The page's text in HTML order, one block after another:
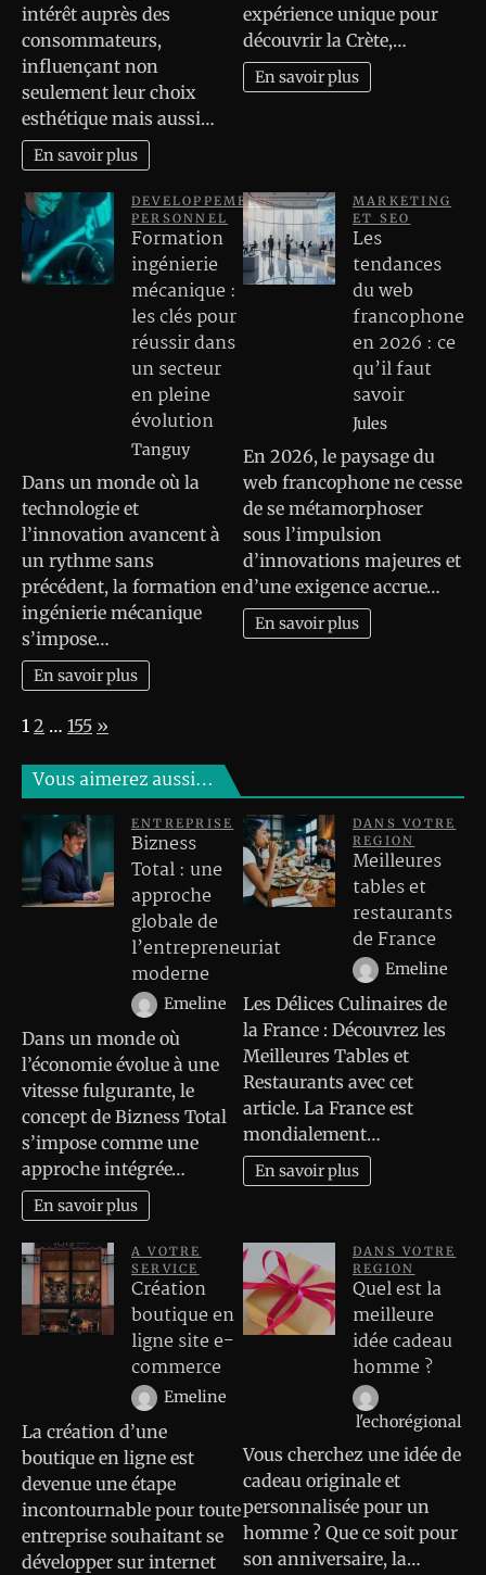
intérêt auprès des
consommateurs,
influençant non
seulement leur choix
esthétique mais aussi…
En savoir plus
expérience unique pour
découvrir la Crète,…
En savoir plus
DEVELOPPEMENT
PERSONNEL
Formation
ingénierie
mécanique :
les clés pour
réussir dans
un secteur
en pleine
évolution
Tanguy
Dans un monde où la
technologie et
l’innovation avancent à
un rythme sans
précédent, la formation en
ingénierie mécanique
s’impose…
En savoir plus
MARKETING
ET SEO
Les
tendances
du web
francophone
en 2026 : ce
qu’il faut
savoir
Jules
En 2026, le paysage du
web francophone ne cesse
de se métamorphoser
sous l’impulsion
d’innovations majeures et
d’une exigence accrue…
En savoir plus
Page:
1 2 … 155 Next
»
Vous aimerez aussi…
ENTREPRISE
Bizness
Total : une
approche
globale de
l’entrepreneuriat
moderne
Emeline
Dans un monde où
l’économie évolue à une
vitesse fulgurante, le
concept de Bizness Total
s’impose comme une
approche intégrée…
En savoir plus
DANS VOTRE
REGION
Meilleures
tables et
restaurants
de France
Emeline
Les Délices Culinaires de
la France : Découvrez les
Meilleures Tables et
Restaurants avec cet
article. La France est
mondialement…
En savoir plus
A VOTRE
SERVICE
Création
boutique en
ligne site e-
commerce
Emeline
La création d’une
boutique en ligne est
devenue une étape
incontournable pour toute
entreprise souhaitant se
développer sur internet
DANS VOTRE
REGION
Quel est la
meilleure
idée cadeau
homme ?
l'echorégional
Vous cherchez une idée de
cadeau originale et
personnalisée pour un
homme ? Que ce soit pour
son anniversaire, la…